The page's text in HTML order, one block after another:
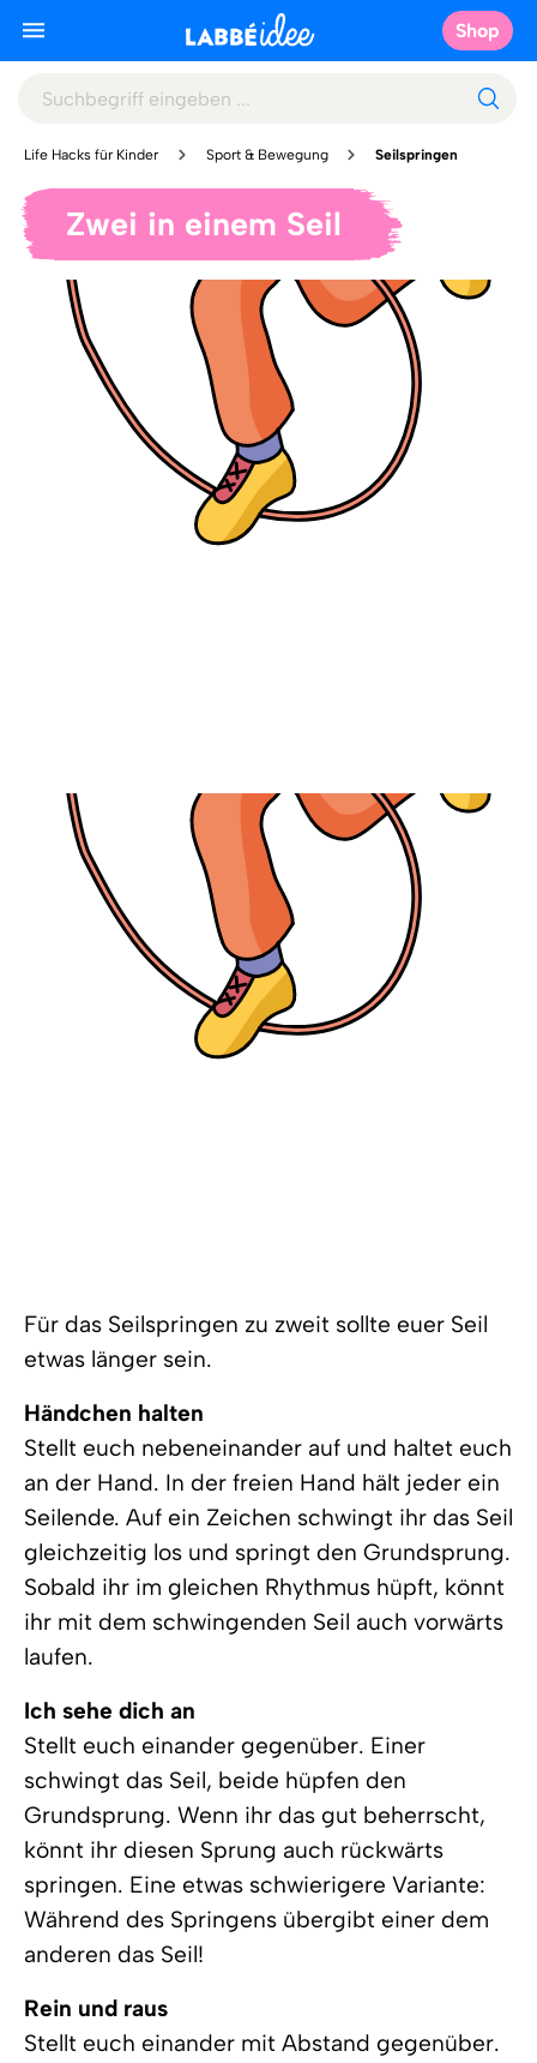
Shop
Life Hacks für Kinder Sport & Bewegung Seilspringen
Zwei in einem Seil
Für das Seilspringen zu zweit sollte euer Seil
etwas länger sein.
Händchen halten
Stellt euch nebeneinander auf und haltet euch
an der Hand. In der freien Hand hält jeder ein
Seilende. Auf ein Zeichen schwingt ihr das Seil
gleichzeitig los und springt den Grundsprung.
Sobald ihr im gleichen Rhythmus hüpft, könnt
ihr mit dem schwingenden Seil auch vorwärts
laufen.
Ich sehe dich an
Stellt euch einander gegenüber. Einer
schwingt das Seil, beide hüpfen den
Grundsprung. Wenn ihr das gut beherrscht,
könnt ihr diesen Sprung auch rückwärts
springen. Eine etwas schwierigere Variante:
Während des Springens übergibt einer dem
anderen das Seil!
Rein und raus
Stellt euch einander mit Abstand gegenüber.